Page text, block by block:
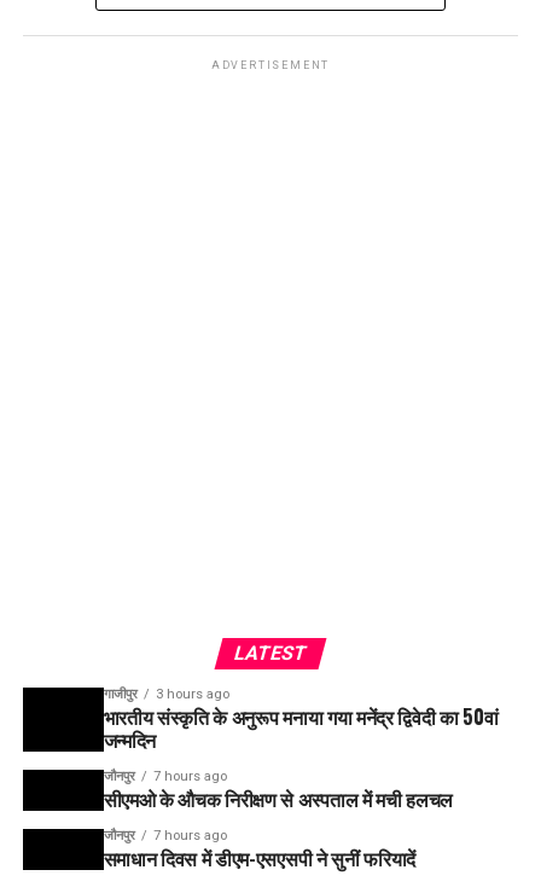
ADVERTISEMENT
LATEST
गाजीपुर 3 hours ago
भारतीय संस्कृति के अनुरूप मनाया गया मनेंद्र द्विवेदी का 50वां
जन्मदिन
जौनपुर 7 hours ago
सीएमओ के औचक निरीक्षण से अस्पताल में मची हलचल
जौनपुर 7 hours ago
समाधान दिवस में डीएम-एसएसपी ने सुनीं फरियादें